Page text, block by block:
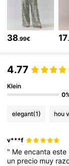
4.83
38.99€ 17
4.77
Klein
elegant(1) hou
v***f
" Meencantaeste
un precio muy